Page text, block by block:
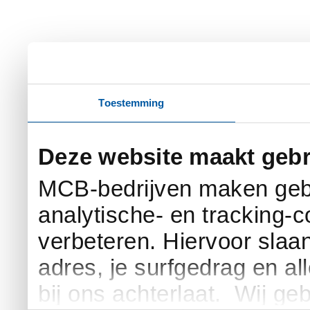
Toestemming
Deze website maakt
MCB-bedrijven maken
analytische- en tracking-
verbeteren. Hiervoor
adres, je surfgedrag en
bij ons achterlaat. Wij